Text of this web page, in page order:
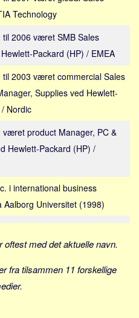
Technology
2006 været SMB Sales
Packard (HP) / EMEA
2003 været commercial Sales
Supplies ved Hewlett-
Nordic
product Manager, PC &
Hewlett-Packard (HP) /
i international business
Aalborg Universitet (1998)
med det aktuelle navn.
fra tilsammen 11 forskellige